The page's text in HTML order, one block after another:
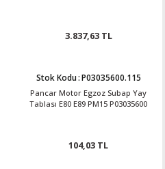
3.837,63 TL
Stok Kodu:P03035600.115
Pancar Motor Egzoz Subap Yay
Tablası E80 E89 PM15 P03035600
104,03 TL